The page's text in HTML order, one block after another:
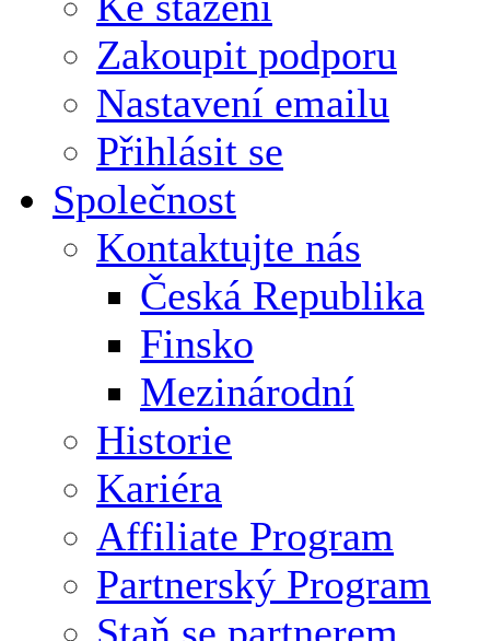
Zakoupit podporu
Nastavení emailu
Přihlásit se
Společnost
Kontaktujte nás
Česká Republika
Finsko
Mezinárodní
Historie
Kariéra
Affiliate Program
Partnerský Program
Staň se partnerem